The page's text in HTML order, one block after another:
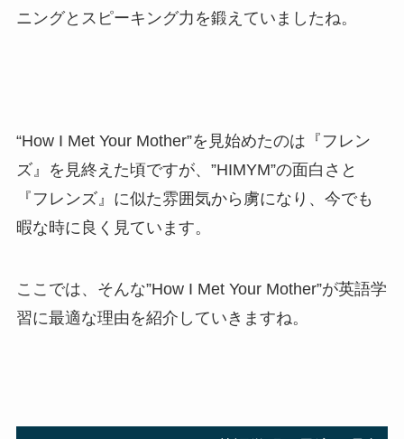
ニングとスピーキング力を鍛えていましたね。
“How I Met Your Mother”を見始めたのは『フレン
ズ』を見終えた頃ですが、”HIMYM”の面白さと
『フレンズ』に似た雰囲気から虜になり、今でも
暇な時に良く見ています。
ここでは、そんな”How I Met Your Mother”が英語学
習に最適な理由を紹介していきますね。